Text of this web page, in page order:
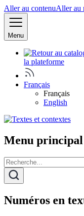
Aller au contenuAller au
Menu
la plateforme
Français
Français
English
Menu principal
Numéros en